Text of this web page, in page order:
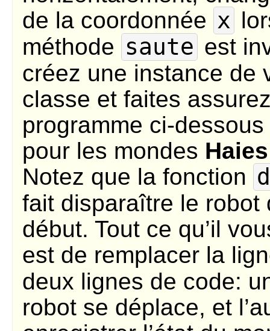
de la coordonnée x
méthode saute est
créez une instance de
classe et faites
programme ci-
pour les mondes
Notez que la fonction
fait disparaître le robot
début. Tout ce qu’il
est de remplacer la
deux lignes de code:
robot se déplace, et